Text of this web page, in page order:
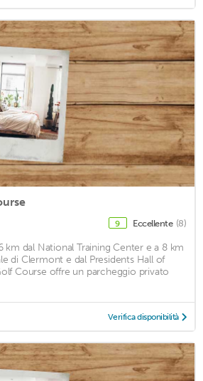
9 Eccellente (8)
km dal National Training Center e a 8 km
di Clermont e dal Presidents Hall of
Course offre un parcheggio privato
Verifica disponibilità